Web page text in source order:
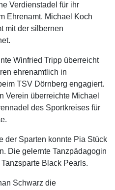
Verdienstadel für ihr
Ehrenamt. Michael Koch
mit der silbernen
Winfried Tripp überreicht
ehrenamtlich in
TSV Dörnberg engagiert.
Verein überreichte Michael
des Sportkreises für
der Sparten konnte Pia Stück
Die gelernte Tanzpädagogin
Black Pearls.
Schwarz die